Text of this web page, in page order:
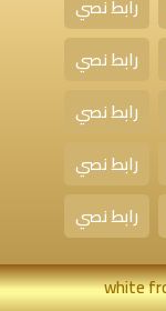
رابط نصي
رابط نصي
رابط نصي
رابط نصي
رابط نصي